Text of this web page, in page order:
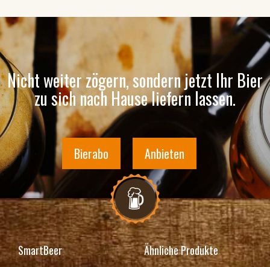
Nicht weiter zögern, sondern jetzt Ihr Bier
zu sich nach Hause liefern lassen.
Bierabo Anbieten
SmartBeer
Ähnliche Produkte